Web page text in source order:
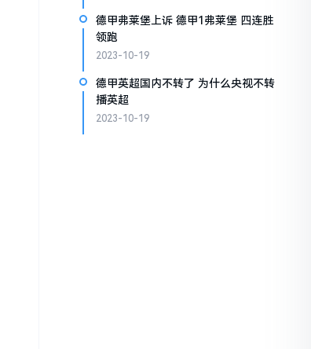
德甲弗莱堡上诉 德甲1弗莱堡 四连胜
领跑
2023-10-19
德甲英超国内不转了 为什么央视不转
播英超
2023-10-19